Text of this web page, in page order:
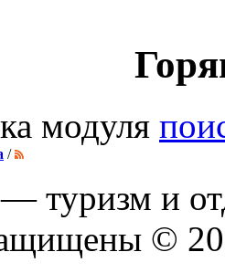
модуля
/
— туризм и
©